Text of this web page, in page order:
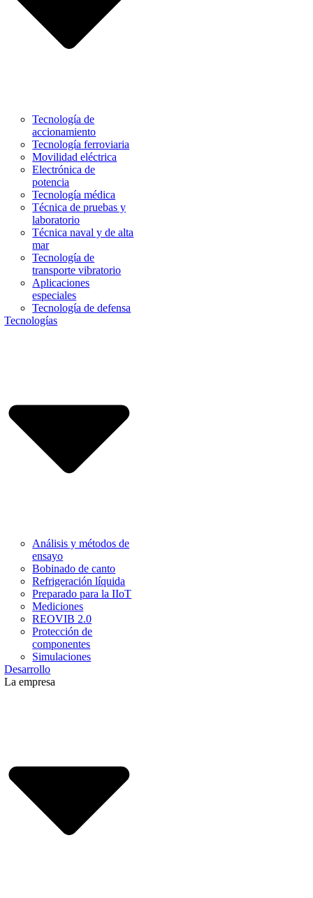
Tecnología de
accionamiento
Tecnología ferroviaria
Movilidad eléctrica
Electrónica de
potencia
Tecnología médica
Técnica de pruebas y
laboratorio
Técnica naval y de alta
mar
Tecnología de
transporte vibratorio
Aplicaciones
especiales
Tecnología de defensa
Tecnologías
Análisis y métodos de
ensayo
Bobinado de canto
Refrigeración líquida
Preparado para la IIoT
Mediciones
REOVIB 2.0
Protección de
componentes
Simulaciones
Desarrollo
La empresa